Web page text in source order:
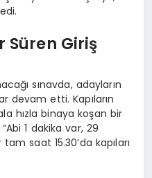
Süren Giriş
sınavda, adayların
devam etti. Kapıların
hızla binaya koşan bir
1 dakika var, 29
saat 15.30’da kapıları